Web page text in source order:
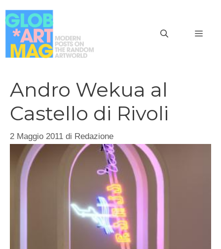
al
contenuto
Andro Wekua al
Castello di Rivoli
2 Maggio 2011 di Redazione